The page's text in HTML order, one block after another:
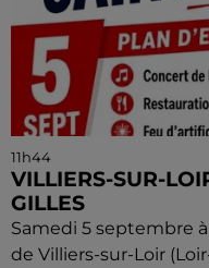
11h44
VILLIERS-SUR-
GILLES
Samedi 5 septembre
de Villiers-sur-Loir